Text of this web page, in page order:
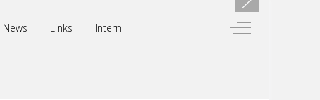
News Links Intern Off-Canvas